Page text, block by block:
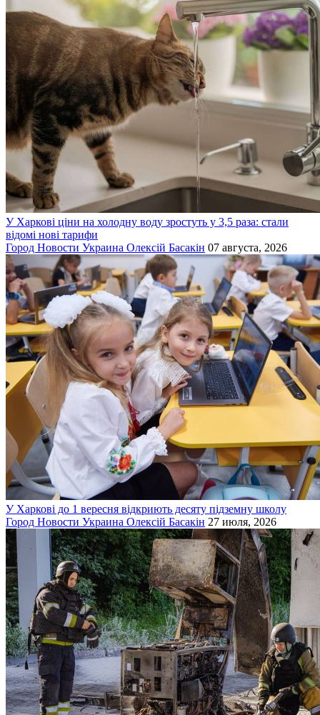
У Харкові ціни на холодну воду зростуть у 3,5 раза: стали
відомі нові тарифи
Город Новости Украина Олексій Басакін 07 августа, 2026
У Харкові до 1 вересня відкриють десяту підземну школу
Город Новости Украина Олексій Басакін 27 июля, 2026